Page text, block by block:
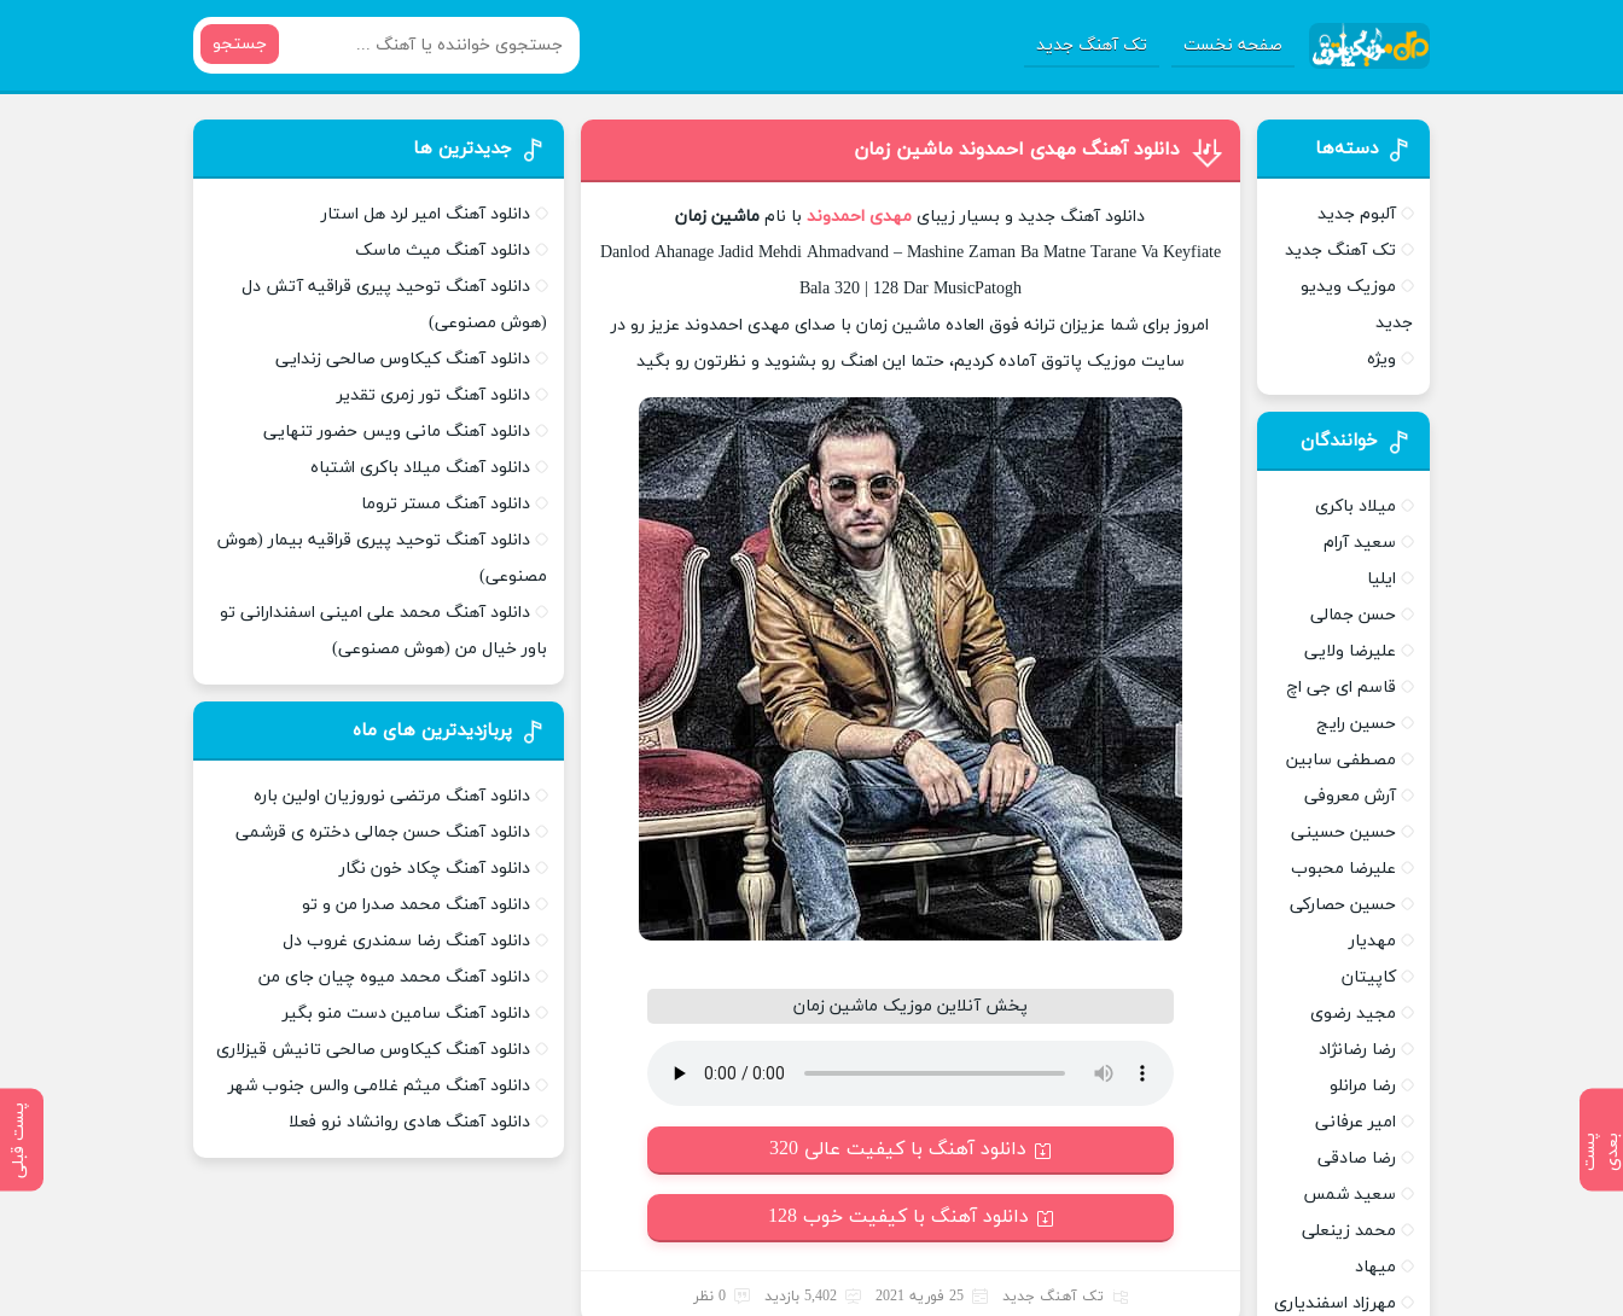
صفحه نخست تک آهنگ جدید جستجو
پ
س
ت
ب
ع
د ی پست قبلی
دانلود آهنگ مهدی احمدوند ماشین زمان
دانلود آهنگ جدید و بسیار زیبای مهدی احمدوندبا نام ماشین زمان
Danlod Ahanage Jadid Mehdi Ahmadvand – Mashine Zaman Ba Matne Tarane Va Keyfiate
Bala 320 | 128 Dar MusicPatogh
امروز برای شما عزیزان ترانه فوق العاده ماشین زمان با صدای مهدی احمدوند عزیز رو در
سایت موزیک پاتوق آماده کردیم، حتما این اهنگ رو بشنوید و نظرتون رو بگید
پخش آنلاین موزیک ماشین زمان
دانلود آهنگ با کیفیت عالی 320
دانلود آهنگ با کیفیت خوب 128
تک آهنگ جدید 25 فوریه 2021 5,402 بازدید 0 نظر
دسته‌ها
آلبوم جدید
تک آهنگ جدید
موزیک ویدیو
جدید
ویژه
خوانندگان
میلاد باکری
سعید آرام
ایلیا
حسن جمالی
علیرضا ولایی
قاسم ای جی اچ
حسین رایج
مصطفی سابین
آرش معروفی
حسین حسینی
علیرضا محبوب
حسین حصارکی
مهدیار
کاپیتان
مجید رضوی
رضا رضانژاد
رضا مرانلو
امیر عرفانی
رضا صادقی
سعید شمس
محمد زینعلی
میهاد
مهرزاد اسفندیاری
جدیدترین ها
دانلود آهنگ امیر لرد هل استار
دانلود آهنگ میث ماسک
دانلود آهنگ توحید پیری قراقیه آتش دل
(هوش مصنوعی)
دانلود آهنگ کیکاوس صالحی زندایی
دانلود آهنگ تور زمری تقدیر
دانلود آهنگ مانی ویس حضور تنهایی
دانلود آهنگ میلاد باکری اشتباه
دانلود آهنگ مستر تروما
دانلود آهنگ توحید پیری قراقیه بیمار (هوش
مصنوعی)
دانلود آهنگ محمد علی امینی اسفندارانی تو
باور خیال من (هوش مصنوعی)
پربازدیدترین های ماه
دانلود آهنگ مرتضی نوروزیان اولین باره
دانلود آهنگ حسن جمالی دختره ی قرشمی
دانلود آهنگ چکاد خون نگار
دانلود آهنگ محمد صدرا من و تو
دانلود آهنگ رضا سمندری غروب دل
دانلود آهنگ محمد میوه چیان جای من
دانلود آهنگ سامین دست منو بگیر
دانلود آهنگ کیکاوس صالحی تانیش قیزلاری
دانلود آهنگ میثم غلامی والس جنوب شهر
دانلود آهنگ هادی روانشاد نرو فعلا